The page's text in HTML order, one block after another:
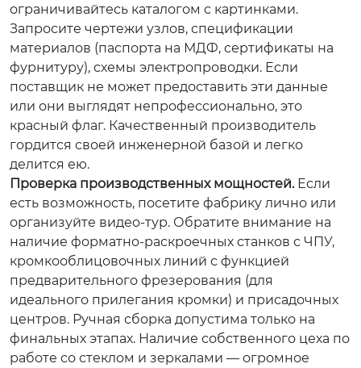
ограничивайтесь каталогом с картинками.
Запросите чертежи узлов, спецификации
материалов (паспорта на МДФ, сертификаты на
фурнитуру), схемы электропроводки. Если
поставщик не может предоставить эти данные
или они выглядят непрофессионально, это
красный флаг. Качественный производитель
гордится своей инженерной базой и легко
делится ею.
Проверка производственных мощностей.Если
есть возможность, посетите фабрику лично или
организуйте видео-тур. Обратите внимание на
наличие форматно-раскроечных станков с ЧПУ,
кромкооблицовочных линий с функцией
предварительного фрезерования (для
идеального прилегания кромки) и присадочных
центров. Ручная сборка допустима только на
финальных этапах. Наличие собственного цеха по
работе со стеклом и зеркалами — огромное